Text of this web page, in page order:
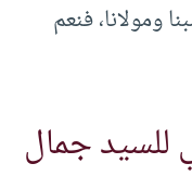
ومولانا، فنعم
للسيد جمال